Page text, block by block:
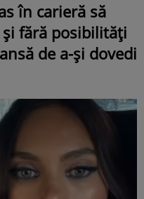
în carieră să
fără posibilităţi
de a-şi dovedi